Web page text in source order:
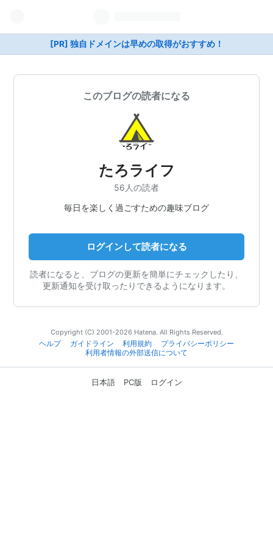
[PR] 独自ドメインは早めの取得がおすすめ！
このブログの読者になる
たろライフ
56人の読者
毎日を楽しく過ごすための趣味ブログ
ログインして読者になる
読者になると、ブログの更新を簡単にチェックしたり、
更新通知を受け取ったりできるようになります。
Copyright (C) 2001-2026 Hatena. All Rights Reserved.
ヘルプ
ガイドライン 利用規約
プライバシーポリシー
利用者情報の外部送信について
日本語 PC版 ログイン